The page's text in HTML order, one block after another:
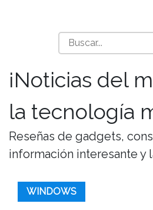
¡Noticias del
la tecnología
Reseñas de gadgets,
información interesante y
WINDOWS